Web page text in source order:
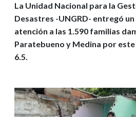
La Unidad Nacional para la
Desastres -UNGRD- entregó un
atención a las 1.590 familias
Paratebueno y Medina por
6.5.